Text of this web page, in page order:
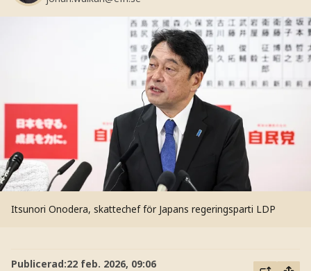
Itsunori Onodera, skattechef för Japans regeringsparti LDP
Publicerad:22 feb. 2026, 09:06